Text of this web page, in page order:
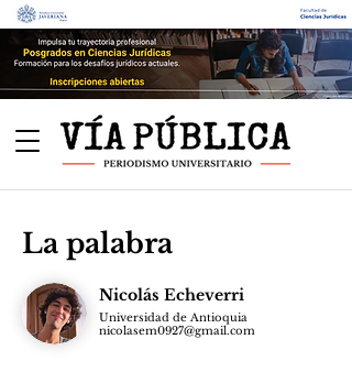
La palabra
Nicolás Echeverri
Universidad de Antioquia
nicolasem0927@gmail.com